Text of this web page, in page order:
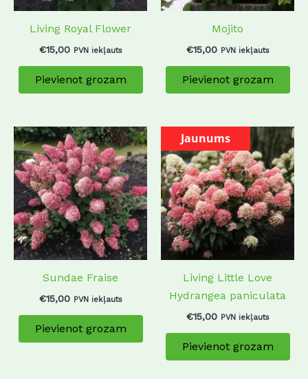
Living Royal Flower
€15,00 PVN iekļauts
Pievienot grozam
Mojito
€15,00 PVN iekļauts
Pievienot grozam
Sundae Fraise
€15,00 PVN iekļauts
Pievienot grozam
Jaunums
Living Little Love
Hydrangea paniculata
€15,00 PVN iekļauts
Pievienot grozam